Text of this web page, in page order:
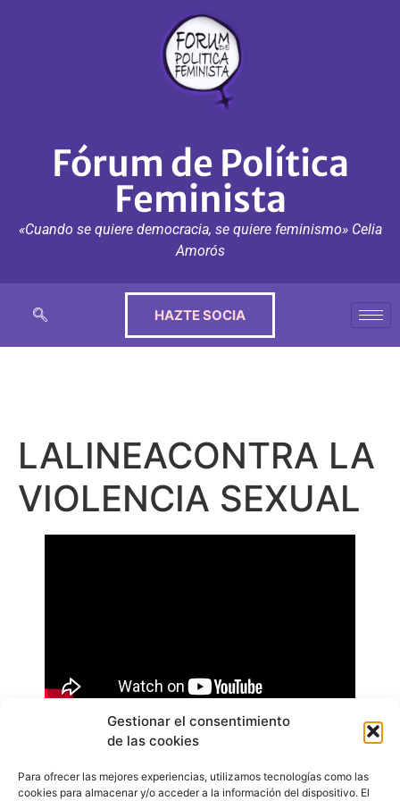
Gestionar el consentimiento
de las cookies
Para ofrecer las mejores experiencias, utilizamos tecnologías como las
cookies para almacenar y/o acceder a la información del dispositivo. El
Fórum de Política
Feminista
«Cuando se quiere democracia, se quiere feminismo» Celia
Amorós
HAZTE SOCIA
LALINEACONTRA LA
VIOLENCIA SEXUAL